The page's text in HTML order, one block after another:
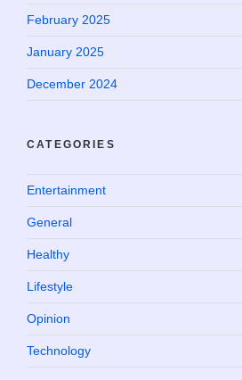
February 2025
January 2025
December 2024
CATEGORIES
Entertainment
General
Healthy
Lifestyle
Opinion
Technology